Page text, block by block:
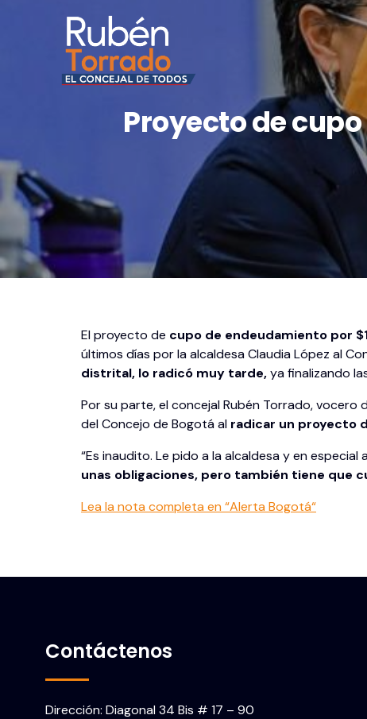
Proyecto de
El proyecto de cupo de endeudamiento por
últimos días por la alcaldesa Claudia López al
distrital, lo radicó muy tarde,ya finalizando
Por su parte, el concejal Rubén Torrado,
del Concejo de Bogotá al radicar un proyecto
“Es inaudito. Le pido a la alcaldesa y en
unas obligaciones, pero también tiene que
Lea la nota completa en “Alerta Bogotá“
Contáctenos
Dirección: Diagonal 34 Bis # 17 – 90